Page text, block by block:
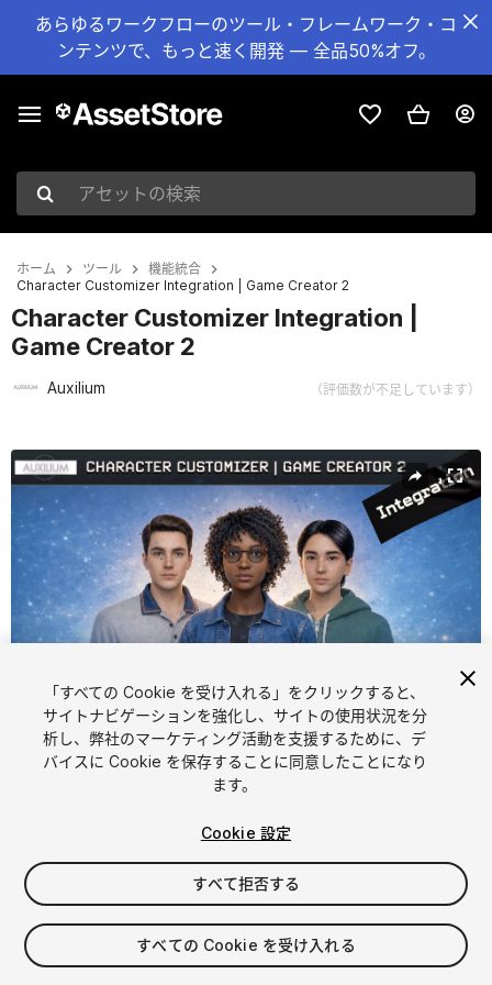
あらゆるワークフローのツール・フレームワーク・コ
ンテンツで、もっと速く開発 — 全品50%オフ。
アセットの検索
ホーム ツール
機能統合
Character Customizer Integration | Game Creator 2
Character Customizer Integration |
Game Creator 2
Auxilium （評価数が不足しています）
現在のスライド：1 / 5
1/5
$29.99
「すべての Cookie を受け入れる」をクリックすると、
サイトナビゲーションを強化し、サイトの使用状況を分
析し、弊社のマーケティング活動を支援するために、デ
バイスに Cookie を保存することに同意したことになり
ます。
Cookie 設定
すべて拒否する
すべての Cookie を受け入れる